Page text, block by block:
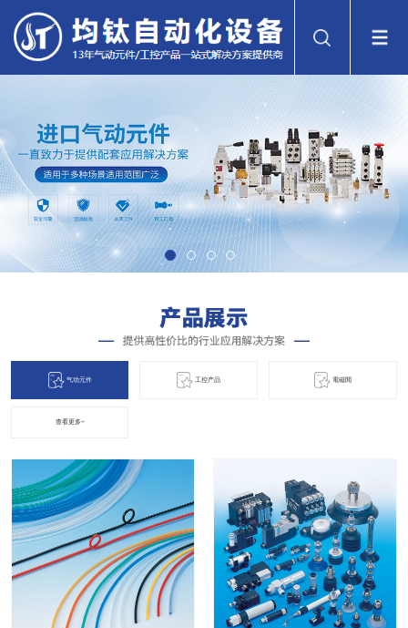
气动元件 工控产品 電磁閞
查看更多+